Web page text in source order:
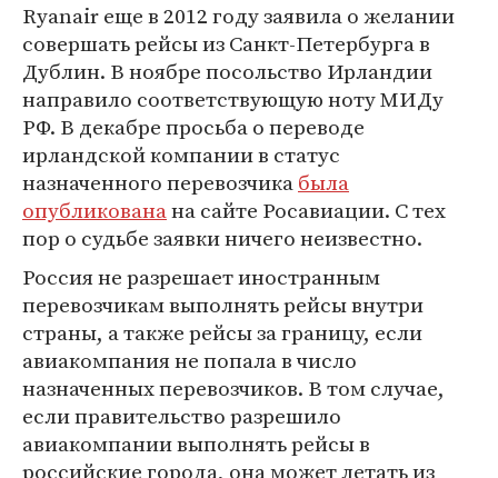
Ryanair еще в 2012 году заявила о желании
совершать рейсы из Санкт-Петербурга в
Дублин. В ноябре посольство Ирландии
направило соответствующую ноту МИДу
РФ. В декабре просьба о переводе
ирландской компании в статус
назначенного перевозчикабыла
опубликованана сайте Росавиации. С тех
пор о судьбе заявки ничего неизвестно.
Россия не разрешает иностранным
перевозчикам выполнять рейсы внутри
страны, а также рейсы за границу, если
авиакомпания не попала в число
назначенных перевозчиков. В том случае,
если правительство разрешило
авиакомпании выполнять рейсы в
российские города, она может летать из